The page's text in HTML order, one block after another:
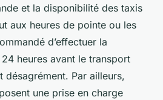
et la disponibilité des taxis
aux heures de pointe ou les
d’effectuer la
heures avant le transport
Par ailleurs,
une prise en charge